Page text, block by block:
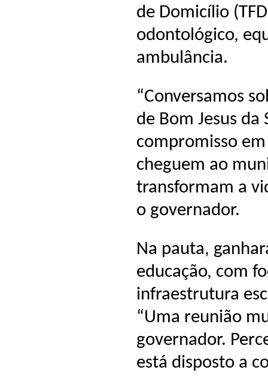
de Domicílio
odontológico,
ambulância.
“Conversamos
de Bom Jesus
compromisso
cheguem ao
transformam a
o governador.
Na pauta,
educação, com
infraestrutura
“Uma reunião
governador.
está disposto a